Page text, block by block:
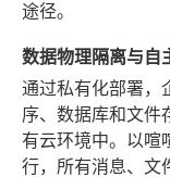
途径。
数据物理隔离与自
通过私有化部署，
序、数据库和文件
有云环境中。以喧
行，所有消息、文